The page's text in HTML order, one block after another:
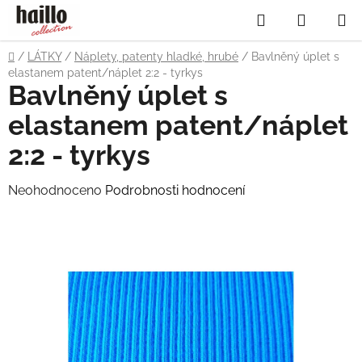
Přejít
obsah
Hledat
KOŠÍK
Domů
/ LÁTKY / Náplety, patenty hladké, hrubé / Bavlněný úplet s
elastanem patent/náplet 2:2 - tyrkys
Bavlněný úplet s
elastanem patent/náplet
2:2 - tyrkys
Průměrné
hvězdiček.
Neohodnoceno Podrobnosti hodnocení